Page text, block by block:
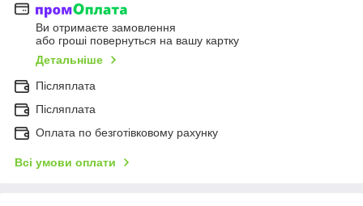
Ви отримаєте замовлення
або гроші повернуться на вашу картку
Детальніше
Післяплата
Післяплата
Оплата по безготівковому рахунку
Всі умови оплати